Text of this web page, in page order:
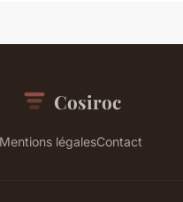
Cosiroc
Mentions légalesContact